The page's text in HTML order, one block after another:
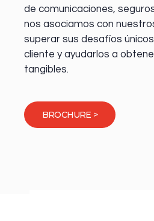
de comunicaciones,
nos asociamos con
superar sus desafíos
cliente y ayudarlos a
tangibles.
BROCHURE >